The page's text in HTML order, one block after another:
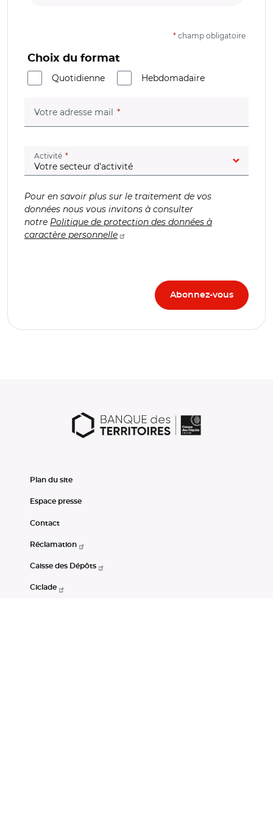
* champ obligatoire
Choix du format
Quotidienne
Hebdomadaire
Votre adresse mail (champ obligatoire)
Activité (champ obligatoire)
Pour en savoir plus sur le traitement de vos
données nous vous invitons à consulter
notre Politique de protection des données à
caractère personnelle
Plan du site
Espace presse
Contact
Réclamation
Caisse des Dépôts
Ciclade